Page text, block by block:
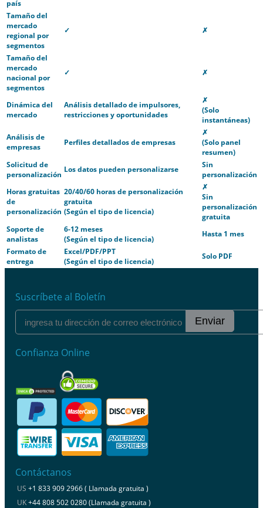
país
Tamaño del
mercado
regional por
segmentos
✓ ✗
Tamaño del
mercado
nacional por
segmentos
✓ ✗
Dinámica del
mercado
Análisis detallado de impulsores,
restricciones y oportunidades
✗
(Solo
instantáneas)
Análisis de
empresas
Perfiles detallados de empresas
✗
(Solo panel
resumen)
Solicitud de
personalización
Los datos pueden personalizarse
Sin
personalización
Horas gratuitas
de
personalización
20/40/60 horas de personalización
gratuita
(Según el tipo de licencia)
✗
Sin
personalización
gratuita
Soporte de
analistas
6-12 meses
(Según el tipo de licencia)
Hasta 1 mes
Formato de
entrega
Excel/PDF/PPT
(Según el tipo de licencia)
Solo PDF
Suscríbete al Boletín
Enviar
Confianza Online
Contáctanos
US +1 833 909 2966 ( Llamada gratuita )
UK+44 808 502 0280 (Llamada gratuita )